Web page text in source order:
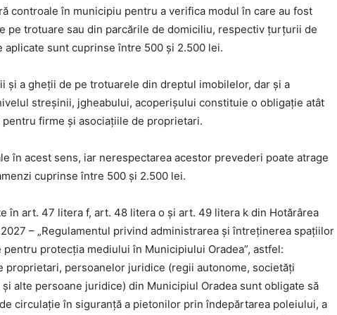
controale în municipiu pentru a verifica modul în care au fost
pe trotuare sau din parcările de domiciliu, respectiv ţurţurii de
aplicate sunt cuprinse între 500 şi 2.500 lei.
și a gheții de pe trotuarele din dreptul imobilelor, dar și a
streșinii, jgheabului, acoperișului constituie o obligație atât
firme și asociațiile de proprietari.
în acest sens, iar nerespectarea acestor prevederi poate atrage
cuprinse între 500 și 2.500 lei.
în art. 47 litera f, art. 48 litera o și art. 49 litera k din Hotărârea
– „Regulamentul privind administrarea și întreținerea spațiilor
protecția mediului în Municipiului Oradea”, astfel:
proprietari, persoanelor juridice (regii autonome, societăți
alte persoane juridice) din Municipiul Oradea sunt obligate să
circulație în siguranță a pietonilor prin îndepărtarea poleiului, a